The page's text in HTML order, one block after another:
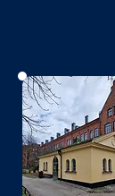
Bild
saknas